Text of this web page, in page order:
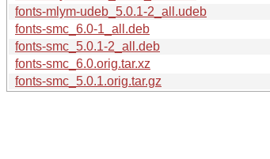
fonts-mlym-udeb_5.0.1-2_all.udeb
fonts-smc_6.0-1_all.deb
fonts-smc_5.0.1-2_all.deb
fonts-smc_6.0.orig.tar.xz
fonts-smc_5.0.1.orig.tar.gz